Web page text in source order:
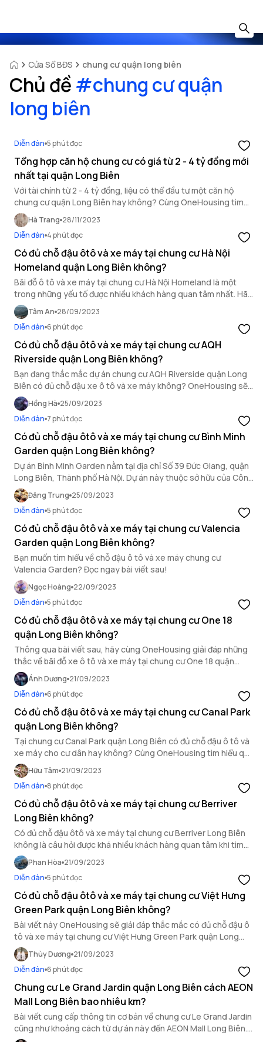
Cửa Sổ BĐS chung cư quận long biên
Chủ đề #chung cư quận
long biên
Diễn đàn 5 phút đọc
Tổng hợp căn hộ chung cư có giá từ 2 - 4 tỷ đồng mới
nhất tại quận Long Biên
Với tài chính từ 2 - 4 tỷ đồng, liệu có thể đầu tư một căn hộ
chung cư quận Long Biên hay không? Cùng OneHousing tìm
hiểu.
Hà Trang 28/11/2023
Diễn đàn 4 phút đọc
Có đủ chỗ đậu ôtô và xe máy tại chung cư Hà Nội
Homeland quận Long Biên không?
Bãi đỗ ô tô và xe máy tại chung cư Hà Nội Homeland là một
trong những yếu tố được nhiều khách hàng quan tâm nhất. Hãy
cùng OneHousing tìm hiểu về bãi đậu xe của chung cư Hà Nội
Homeland nhé.
Tâm An 28/09/2023
Diễn đàn 6 phút đọc
Có đủ chỗ đậu ôtô và xe máy tại chung cư AQH
Riverside quận Long Biên không?
Bạn đang thắc mắc dự án chung cư AQH Riverside quận Long
Biên có đủ chỗ đậu xe ô tô và xe máy không? OneHousing sẽ
giải đáp thắc mắc của bạn trong bài viết dưới đây.
Hồng Hà 25/09/2023
Diễn đàn 7 phút đọc
Có đủ chỗ đậu ôtô và xe máy tại chung cư Bình Minh
Garden quận Long Biên không?
Dự án Bình Minh Garden nằm tại địa chỉ Số 39 Đức Giang, quận
Long Biên, Thành phố Hà Nội. Dự án này thuộc sở hữu của Công
ty cổ phần Hóa Chất Nhựa và được phát triển bởi Công ty CP
Đầu tư và Phát triển BĐS Thế Kỷ – CenInvest.
Đăng Trung 25/09/2023
Diễn đàn 5 phút đọc
Có đủ chỗ đậu ôtô và xe máy tại chung cư Valencia
Garden quận Long Biên không?
Bạn muốn tìm hiểu về chỗ đậu ô tô và xe máy chung cư
Valencia Garden? Đọc ngay bài viết sau!
Ngọc Hoàng 22/09/2023
Diễn đàn 5 phút đọc
Có đủ chỗ đậu ôtô và xe máy tại chung cư One 18
quận Long Biên không?
Thông qua bài viết sau, hãy cùng OneHousing giải đáp những
thắc về bãi đỗ xe ô tô và xe máy tại chung cư One 18 quận
Long Biên nhé!
Ánh Dương 21/09/2023
Diễn đàn 6 phút đọc
Có đủ chỗ đậu ôtô và xe máy tại chung cư Canal Park
quận Long Biên không?
Tại chung cư Canal Park quận Long Biên có đủ chỗ đậu ô tô và
xe máy cho cư dân hay không? Cùng OneHousing tìm hiểu qua
bài viết sau đây!
Hữu Tâm 21/09/2023
Diễn đàn 8 phút đọc
Có đủ chỗ đậu ôtô và xe máy tại chung cư Berriver
Long Biên không?
Có đủ chỗ đậu ôtô và xe máy tại chung cư Berriver Long Biên
không là câu hỏi được khá nhiều khách hàng quan tâm khi tìm
hiểu về dự án này. Thông tin cụ thể sẽ có trong bài viết dưới
đây của OneHousing.
Phan Hòa 21/09/2023
Diễn đàn 5 phút đọc
Có đủ chỗ đậu ôtô và xe máy tại chung cư Việt Hưng
Green Park quận Long Biên không?
Bài viết này OneHousing sẽ giải đáp thắc mắc có đủ chỗ đậu ô
tô và xe máy tại chung cư Việt Hưng Green Park quận Long
Biên không để bạn có thể tham khảo.
Thùy Dương 21/09/2023
Diễn đàn 6 phút đọc
Chung cư Le Grand Jardin quận Long Biên cách AEON
Mall Long Biên bao nhiêu km?
Bài viết cung cấp thông tin cơ bản về chung cư Le Grand Jardin
cũng như khoảng cách từ dự án này đến AEON Mall Long Biên.